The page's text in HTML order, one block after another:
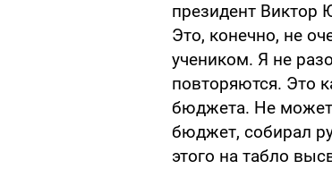
президент Виктор
Это, конечно, не
учеником. Я не
повторяются. Это
бюджета. Не может
бюджет, собирал
этого на табло